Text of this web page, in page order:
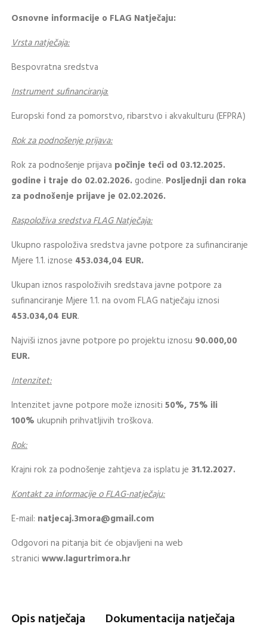
Osnovne informacije o FLAG Natječaju:
Vrsta natječaja:
Bespovratna sredstva
Instrument sufinanciranja:
Europski fond za pomorstvo, ribarstvo i akvakulturu (EFPRA)
Rok za podnošenje prijava:
Rok za podnošenje prijava počinje teći od 03.12.2025.
godine i traje do 02.02.2026. godine. Posljednji dan roka
za podnošenje prijave je 02.02.2026.
Raspoloživa sredstva FLAG Natječaja:
Ukupno raspoloživa sredstva javne potpore za sufinanciranje
Mjere 1.1. iznose 453.034,04 EUR.
Ukupan iznos raspoloživih sredstava javne potpore za
sufinanciranje Mjere 1.1. na ovom FLAG natječaju iznosi
453.034,04 EUR.
Najviši iznos javne potpore po projektu iznosu 90.000,00
EUR.
Intenzitet:
Intenzitet javne potpore može iznositi 50%, 75% ili
100% ukupnih prihvatljivih troškova.
Rok:
Krajni rok za podnošenje zahtjeva za isplatu je 31.12.2027.
Kontakt za informacijeo FLAG-natječaju:
E-mail: natjecaj.3mora@gmail.com
Odgovori na pitanja bit će objavljeni na web
stranici www.lagurtrimora.hr
Opis natječaja Dokumentacija natječaja